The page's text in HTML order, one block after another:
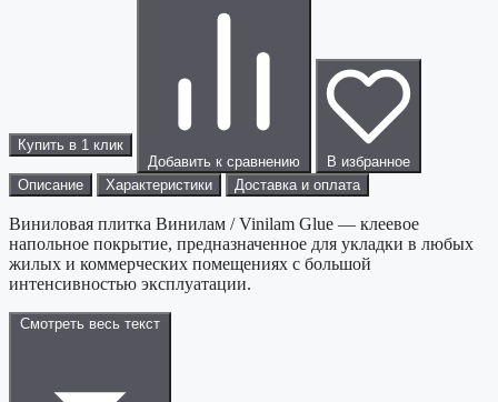
Купить в 1 клик
Добавить к сравнению
В избранное
Описание
Характеристики Доставка и оплата
Виниловая плитка Винилам / Vinilam Glue — клеевое
напольное покрытие, предназначенное для укладки в любых
жилых и коммерческих помещениях с большой
интенсивностью эксплуатации.
Смотреть весь текст